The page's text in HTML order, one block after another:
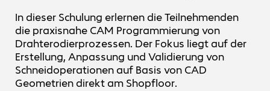
In dieser Schulung erlernen die Teilnehmenden
die praxisnahe CAM Programmierung von
Drahterodierprozessen. Der Fokus liegt auf der
Erstellung, Anpassung und Validierung von
Schneidoperationen auf Basis von CAD
Geometrien direkt am Shopfloor.